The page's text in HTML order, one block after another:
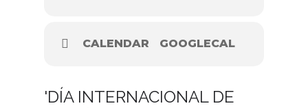
CALENDAR GOOGLECAL
'DÍA INTERNACIONAL DE